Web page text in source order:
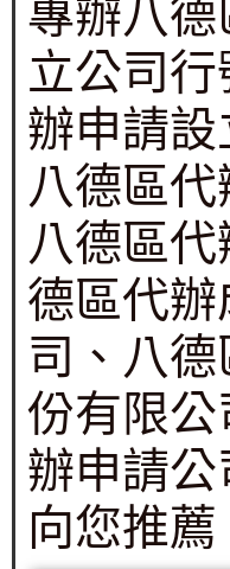
專辦八
立公司
辦申請設
八德區代
八德區
德區代
司、八
份有限
辦申請
向您推薦